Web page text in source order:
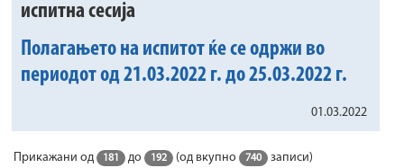
испитна сесија
Полагањето на испитот ќе се одржи во
периодот од 21.03.2022 г. до 25.03.2022 г.
01.03.2022
Прикажани од 181 до 192 (од вкупно 740 записи)